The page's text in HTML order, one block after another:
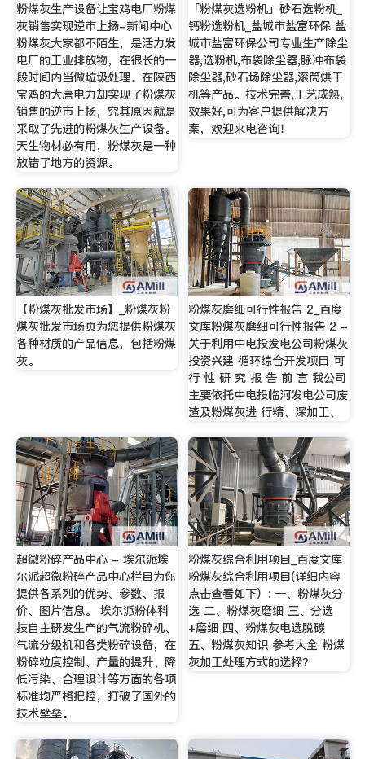
粉煤灰生产设备让宝鸡电厂粉煤
灰销售实现逆市上扬-新闻中心
粉煤灰大家都不陌生，是活力发
电厂的工业排放物，在很长的一
段时间内当做垃圾处理。在陕西
宝鸡的大唐电力却实现了粉煤灰
销售的逆市上扬，究其原因就是
采取了先进的粉煤灰生产设备。
天生物材必有用，粉煤灰是一种
放错了地方的资源。
「粉煤灰选粉机」砂石选粉机_
钙粉选粉机_盐城市盐富环保 盐
城市盐富环保公司专业生产除尘
器,选粉机,布袋除尘器,脉冲布袋
除尘器,砂石场除尘器,滚筒烘干
机等产品。技术完善,工艺成熟,
效果好,可为客户提供解决方
案，欢迎来电咨询！
【粉煤灰批发市场】_粉煤灰粉
煤灰批发市场页为您提供粉煤灰
各种材质的产品信息，包括粉煤
灰。
粉煤灰磨细可行性报告 2_百度
文库粉煤灰磨细可行性报告 2 -
关于利用中电投发电公司粉煤灰
投资兴建 循环综合开发项目 可
行 性 研 究 报 告 前 言 我公司
主要依托中电投临河发电公司废
渣及粉煤灰进 行精、深加工、
超微粉碎产品中心 - 埃尔派埃
尔派超微粉碎产品中心栏目为你
提供各系列的优势、参数、报
价、图片信息。 埃尔派粉体科
技自主研发生产的气流粉碎机、
气流分级机和各类粉碎设备，在
粉碎粒度控制、产量的提升、降
低污染、合理设计等方面的各项
标准均严格把控，打破了国外的
技术壁垒。
粉煤灰综合利用项目_百度文库
粉煤灰综合利用项目(详细内容
点击查看如下）: 一、粉煤灰分
选 二、粉煤灰磨细 三、分选
+磨细 四、粉煤灰电选脱碳
五、粉煤灰知识 参考大全 粉煤
灰加工处理方式的选择？